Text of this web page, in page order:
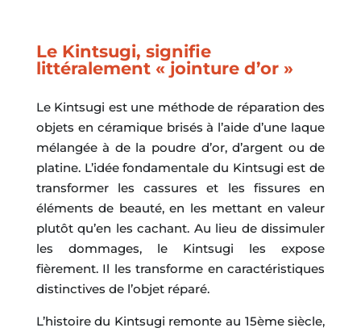
Le Kintsugi, signifie
littéralement « jointure d’or »
Le Kintsugi est une méthode de réparation des
objets en céramique brisés à l’aide d’une laque
mélangée à de la poudre d’or, d’argent ou de
platine. L’idée fondamentale du Kintsugi est de
transformer les cassures et les fissures en
éléments de beauté, en les mettant en valeur
plutôt qu’en les cachant. Au lieu de dissimuler
les dommages, le Kintsugi les expose
fièrement. Il les transforme en caractéristiques
distinctives de l’objet réparé.
L’histoire du Kintsugi remonte au 15ème siècle,